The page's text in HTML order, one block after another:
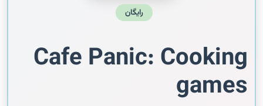
رایگان
Cafe Panic: Cooking
games